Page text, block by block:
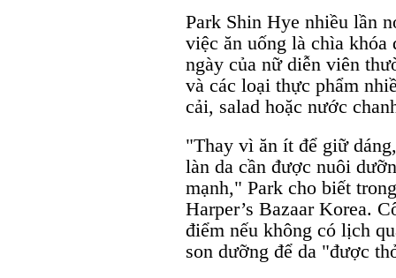
Park Shin Hye nhiều lần
việc ăn uống là chìa khóa
ngày của nữ diễn viên
và các loại thực phẩm
cải, salad hoặc nước
"Thay vì ăn ít để giữ
làn da cần được nuôi
mạnh," Park cho biết
Harper’s Bazaar Korea.
điểm nếu không có lịch
son dưỡng để da "được